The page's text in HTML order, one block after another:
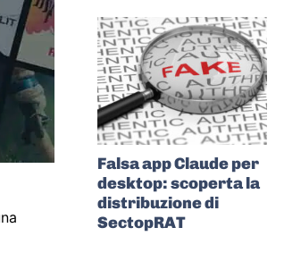
Falsa app Claude per
desktop: scoperta la
distribuzione di
SectopRAT